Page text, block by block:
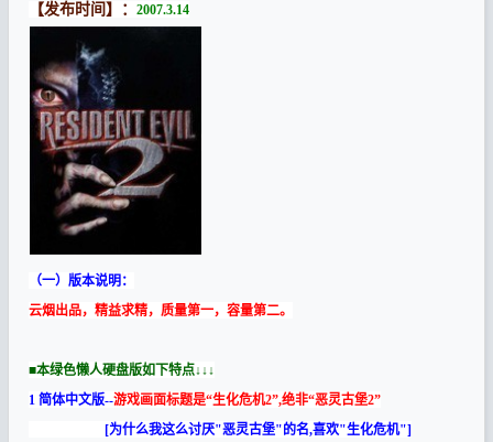
【发布时间】： 2007.3.14
（一）版本说明：
云烟出品，精益求精，质量第一，容量第二。
■本绿色懒人硬盘版如下特点↓↓↓
1 简体中文版--游戏画面标题是“生化危机2”,绝非“恶灵古堡2”
[为什么我这么讨厌"恶灵古堡"的名,喜欢"生化危机"]